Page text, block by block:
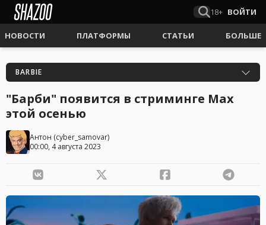
18+ ВОЙТИ
НОВОСТИ ПЛАТФОРМЫ СТАТЬИ БОЛЬШЕ
BARBIE
"Барби" появится в стриминге Max
этой осенью
Антон (cyber_samovar)
00:00, 4 августа 2023